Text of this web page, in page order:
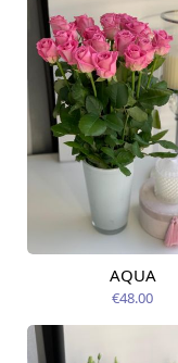
Pieejams šodien
AQUA
€48.00